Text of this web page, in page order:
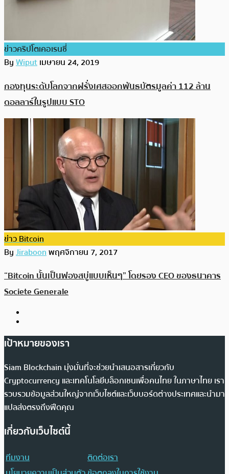
ข่าวคริปโตเคอเรนซี่
ByWiputเมษายน 24, 2019
กองทุนระดับโลกจากฝรั่งเศสออกพันธบัตรมูลค่า 112 ล้าน
ดอลลาร์ในรูปแบบ STO
ข่าว Bitcoin
ByJiraboonพฤศจิกายน 7, 2017
“Bitcoin นั้นเป็นฟองสบู่แบบเห็นๆ” โดยรอง CEO ของธนาคาร
Societe Generale
เป้าหมายของเรา
Siam Blockchain มุ่งมั่นที่จะช่วยนำเสนอสารเกี่ยวกับ
Cryptocurrency และเทคโนโลยีบล็อกเชนเพื่อคนไทย ในภาษาไทย เรา
รวบรวมข้อมูลส่วนใหญ่จากเว็บไซต์และเว็บบอร์ดต่างประเทศและนำมา
แปลส่งตรงถึงฟีดคุณ
เกี่ยวกับเว็บไซต์นี้
ทีมงาน
ติดต่อเรา